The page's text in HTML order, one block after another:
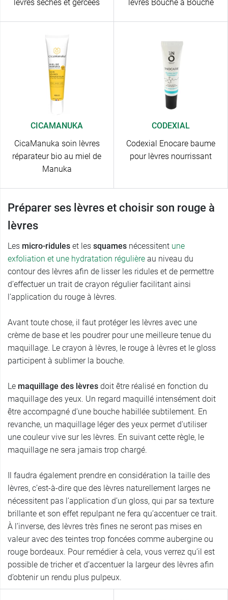
lèvres sèches et gercées lèvres Bouche à Bouche
CICAMANUKA
CicaManuka soin lèvres
réparateur bio au miel de
Manuka
CODEXIAL
Codexial Enocare baume
pour lèvres nourrissant
Préparer ses lèvres et choisir son rouge à
lèvres
Les micro-ridules et les squames nécessitent une
exfoliation et une hydratation régulière au niveau du
contour des lèvres afin de lisser les ridules et de permettre
d’effectuer un trait de crayon régulier facilitant ainsi
l’application du rouge à lèvres.
Avant toute chose, il faut protéger les lèvres avec une
crème de base et les poudrer pour une meilleure tenue du
maquillage. Le crayon à lèvres, le rouge à lèvres et le gloss
participent à sublimer la bouche.
Le maquillage des lèvres doit être réalisé en fonction du
maquillage des yeux. Un regard maquillé intensément doit
être accompagné d'une bouche habillée subtilement. En
revanche, un maquillage léger des yeux permet d'utiliser
une couleur vive sur les lèvres. En suivant cette règle, le
maquillage ne sera jamais trop chargé.
Il faudra également prendre en considération la taille des
lèvres, c’est-à-dire que des lèvres naturellement larges ne
nécessitent pas l’application d’un gloss, qui par sa texture
brillante et son effet repulpant ne fera qu’accentuer ce trait.
À l’inverse, des lèvres très fines ne seront pas mises en
valeur avec des teintes trop foncées comme aubergine ou
rouge bordeaux. Pour remédier à cela, vous verrez qu’il est
possible de tricher et d’accentuer la largeur des lèvres afin
d’obtenir un rendu plus pulpeux.